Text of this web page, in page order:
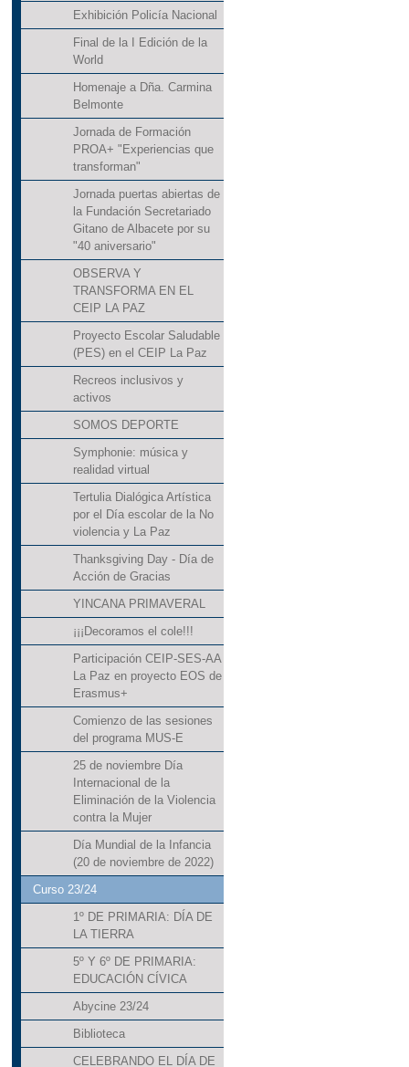
Exhibición Policía Nacional
Final de la I Edición de la
World
Homenaje a Dña. Carmina
Belmonte
Jornada de Formación
PROA+ "Experiencias que
transforman"
Jornada puertas abiertas de
la Fundación Secretariado
Gitano de Albacete por su
"40 aniversario"
OBSERVA Y
TRANSFORMA EN EL
CEIP LA PAZ
Proyecto Escolar Saludable
(PES) en el CEIP La Paz
Recreos inclusivos y
activos
SOMOS DEPORTE
Symphonie: música y
realidad virtual
Tertulia Dialógica Artística
por el Día escolar de la No
violencia y La Paz
Thanksgiving Day - Día de
Acción de Gracias
YINCANA PRIMAVERAL
¡¡¡Decoramos el cole!!!
Participación CEIP-SES-AA
La Paz en proyecto EOS de
Erasmus+
Comienzo de las sesiones
del programa MUS-E
25 de noviembre Día
Internacional de la
Eliminación de la Violencia
contra la Mujer
Día Mundial de la Infancia
(20 de noviembre de 2022)
Curso 23/24
1º DE PRIMARIA: DÍA DE
LA TIERRA
5º Y 6º DE PRIMARIA:
EDUCACIÓN CÍVICA
Abycine 23/24
Biblioteca
CELEBRANDO EL DÍA DE